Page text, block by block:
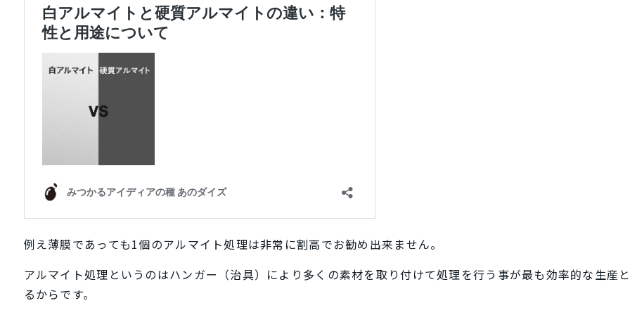
例え薄膜であっても1個のアルマイト処理は非常に割高でお勧め出来ません。
アルマイト処理というのはハンガー（治具）により多くの素材を取り付けて処理を行う事が最も効率的な生産
るからです。